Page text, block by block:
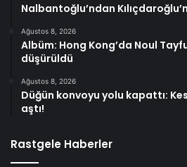
Nalbantoğlu’ndan
Ağustos 8, 2026
Albüm: Hong Kong’da Noul
düşürüldü
Ağustos 8, 2026
Düğün konvoyu yolu kapattı:
aştı!
Rastgele Haberler